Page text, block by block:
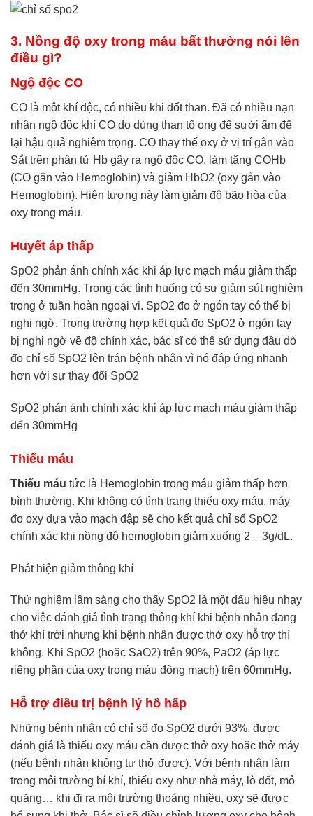
3. Nồng độ oxy trong máu bất thường nói lên
điều gì?
Ngộ độc CO
CO là một khí độc, có nhiều khi đốt than. Đã có nhiều nạn
nhân ngộ độc khí CO do dùng than tổ ong để sưởi ấm để
lại hậu quả nghiêm trọng. CO thay thế oxy ở vị trí gắn vào
Sắt trên phân tử Hb gây ra ngộ độc CO, làm tăng COHb
(CO gắn vào Hemoglobin) và giảm HbO2 (oxy gắn vào
Hemoglobin). Hiện tượng này làm giảm độ bão hòa của
oxy trong máu.
Huyết áp thấp
SpO2 phản ánh chính xác khi áp lực mạch máu giảm thấp
đến 30mmHg. Trong các tình huống có sự giảm sút nghiêm
trọng ở tuần hoàn ngoại vi. SpO2 đo ở ngón tay có thể bị
nghi ngờ. Trong trường hợp kết quả đo SpO2 ở ngón tay
bị nghi ngờ về độ chính xác, bác sĩ có thể sử dụng đầu dò
đo chỉ số SpO2 lên trán bệnh nhân vì nó đáp ứng nhanh
hơn với sự thay đổi SpO2
SpO2 phản ánh chính xác khi áp lực mạch máu giảm thấp
đến 30mmHg
Thiếu máu
Thiếu máu tức là Hemoglobin trong máu giảm thấp hơn
bình thường. Khi không có tình trạng thiếu oxy máu, máy
đo oxy dựa vào mạch đập sẽ cho kết quả chỉ số SpO2
chính xác khi nồng độ hemoglobin giảm xuống 2 – 3g/dL.
Phát hiện giảm thông khí
Thử nghiệm lâm sàng cho thấy SpO2 là một dấu hiệu nhạy
cho việc đánh giá tình trạng thông khí khi bệnh nhân đang
thở khí trời nhưng khi bệnh nhân được thở oxy hỗ trợ thì
không. Khi SpO2 (hoặc SaO2) trên 90%, PaO2 (áp lực
riêng phần của oxy trong máu động mạch) trên 60mmHg.
Hỗ trợ điều trị bệnh lý hô hấp
Những bệnh nhân có chỉ số đo SpO2 dưới 93%, được
đánh giá là thiếu oxy máu cần được thở oxy hoặc thở máy
(nếu bệnh nhân không tự thở được). Với bệnh nhân làm
trong môi trường bí khí, thiếu oxy như nhà máy, lò đốt, mỏ
quặng… khi đi ra môi trường thoáng nhiều, oxy sẽ được